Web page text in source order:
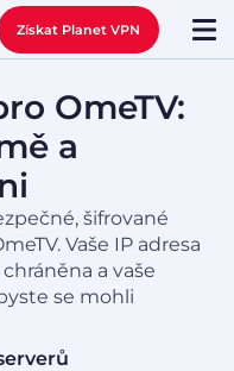
Získat Planet VPN
OmeTV:
a
šifrované
Vaše IP adresa
a vaše
se mohli